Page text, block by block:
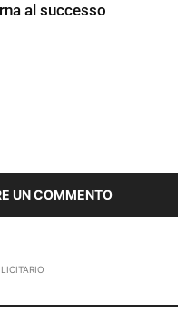
al successo
UN COMMENTO